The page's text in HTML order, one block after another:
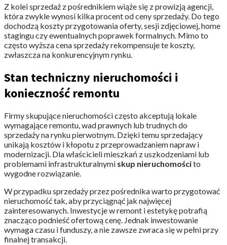
Z kolei sprzedaż z pośrednikiem wiąże się z prowizją agencji,
która zwykle wynosi kilka procent od ceny sprzedaży. Do tego
dochodzą koszty przygotowania oferty, sesji zdjęciowej, home
stagingu czy ewentualnych poprawek formalnych. Mimo to
często wyższa cena sprzedaży rekompensuje te koszty,
zwłaszcza na konkurencyjnym rynku.
Stan techniczny nieruchomości i
konieczność remontu
Firmy skupujące nieruchomości często akceptują lokale
wymagające remontu, wad prawnych lub trudnych do
sprzedaży na rynku pierwotnym. Dzięki temu sprzedający
unikają kosztów i kłopotu z przeprowadzaniem napraw i
modernizacji. Dla właścicieli mieszkań z uszkodzeniami lub
problemami infrastrukturalnymi skup nieruchomościto
wygodne rozwiązanie.
W przypadku sprzedaży przez pośrednika warto przygotować
nieruchomość tak, aby przyciągnąć jak najwięcej
zainteresowanych. Inwestycje w remont i estetykę potrafią
znacząco podnieść ofertową cenę. Jednak inwestowanie
wymaga czasu i funduszy, a nie zawsze zwraca się w pełni przy
finalnej transakcji.